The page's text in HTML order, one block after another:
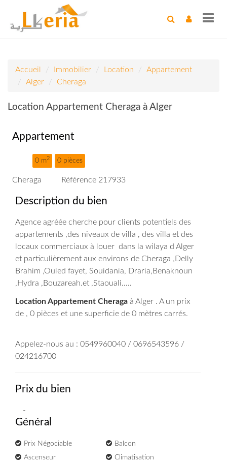
Accueil Immobilier Location
Appartement
Alger
Cheraga
Location Appartement Cheraga à Alger
Appartement
0 m2 0 pièces
Cheraga Référence 217933
Description du bien
Agence agréée cherche pour clients potentiels des
appartements ,des niveaux de villa , des villa et des
locaux commerciaux à louer dans la wilaya d Alger
et particulièrement aux environs de Cheraga ,Delly
Brahim ,Ouled fayet, Souidania, Draria,Benaknoun
,Hydra ,Bouzareah.et ,Staouali.....
Location Appartement Cheraga à Alger . A un prix
de , 0 pièces et une superficie de 0 mètres carrés.
Appelez-nous au : 0549960040 / 0696543596 /
024216700
Prix du bien
-
Général
Prix Négociable
Balcon
Ascenseur
Climatisation